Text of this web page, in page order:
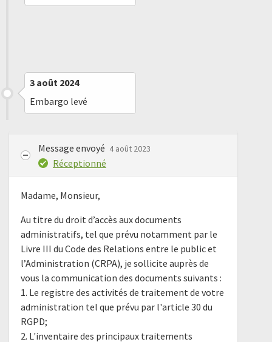
3 août 2024
Embargo levé
Message envoyé 4 août 2023
Réceptionné
Madame, Monsieur,
Au titre du droit d’accès aux documents
administratifs, tel que prévu notamment par le
Livre III du Code des Relations entre le public et
l’Administration (CRPA), je sollicite auprès de
vous la communication des documents suivants :
1. Le registre des activités de traitement de votre
administration tel que prévu par l'article 30 du
RGPD;
2. L'inventaire des principaux traitements